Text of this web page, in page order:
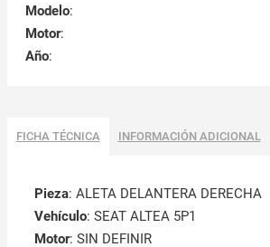
Modelo:
Motor:
Año:
FICHA TÉCNICA INFORMACIÓN ADICIONAL
Pieza: ALETA DELANTERA DERECHA
Vehículo: SEAT ALTEA 5P1
Motor: SIN DEFINIR